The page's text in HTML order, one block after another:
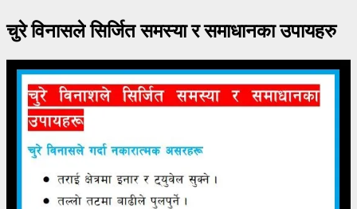
चुरे विनासले सिर्जित समस्या र समाधानका उपायहरु